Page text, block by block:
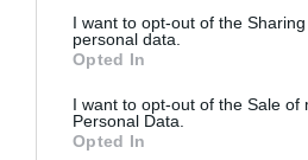
I want to opt-out of the
personal data.
Opted In
I want to opt-out of the Sale of
Personal Data.
Opted In